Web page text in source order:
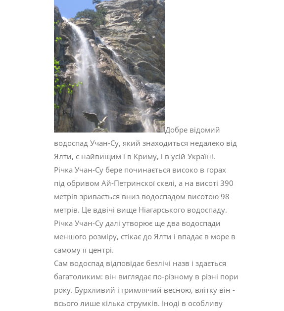
Добре відомий
водоспад Учан-Су, який знаходиться недалеко від
Ялти, є найвищим і в Криму, і в усій Україні.
Річка Учан-Су бере починається високо в горах
під обривом Ай-Петринскої скелі, а на висоті 390
метрів зривається вниз водоспадом висотою 98
метрів. Це вдвічі вище Ніагарського водоспаду.
Річка Учан-Су далі утворює ще два водоспади
меншого розміру, стікає до Ялти і впадає в море в
самому її центрі.
Сам водоспад відповідає безлічі назв і здається
багатоликим: він виглядає по-різному в різні пори
року. Бурхливий і гримлячий весною, влітку він -
всього лише кілька струмків. Іноді в особливу